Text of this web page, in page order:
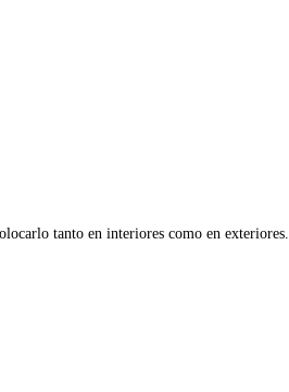
tanto en interiores como en exteriores.